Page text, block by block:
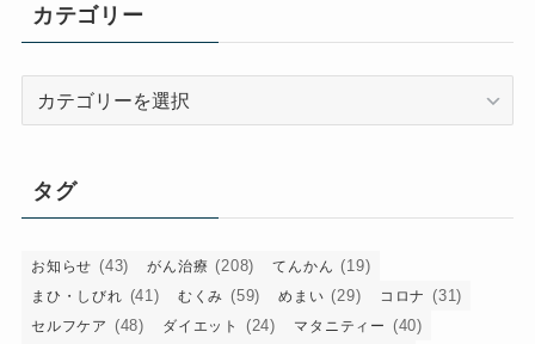
ブ
カテゴリー
ー
タグ
お知らせ (43) がん治療 (208) てんかん (19)
まひ・しびれ (41) むくみ (59) めまい (29) コロナ (31)
セルフケア (48) ダイエット (24) マタニティー (40)